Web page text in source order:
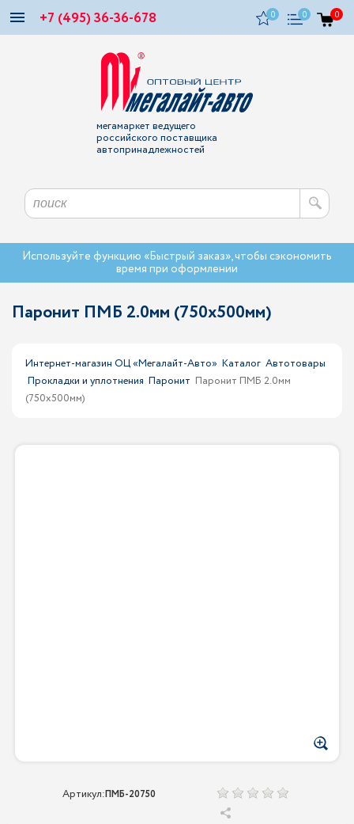
+7 (495) 36-36-678 0 0 0
мегамаркет ведущего
российского поставщика
автопринадлежностей
Используйте функцию «Быстрый заказ», чтобы сэкономить
время при оформлении
Паронит ПМБ 2.0мм (750х500мм)
Интернет-магазин ОЦ «Мегалайт-Авто» Каталог Автотовары
Прокладки и уплотнения Паронит Паронит ПМБ 2.0мм
(750х500мм)
Артикул:ПМБ-20750